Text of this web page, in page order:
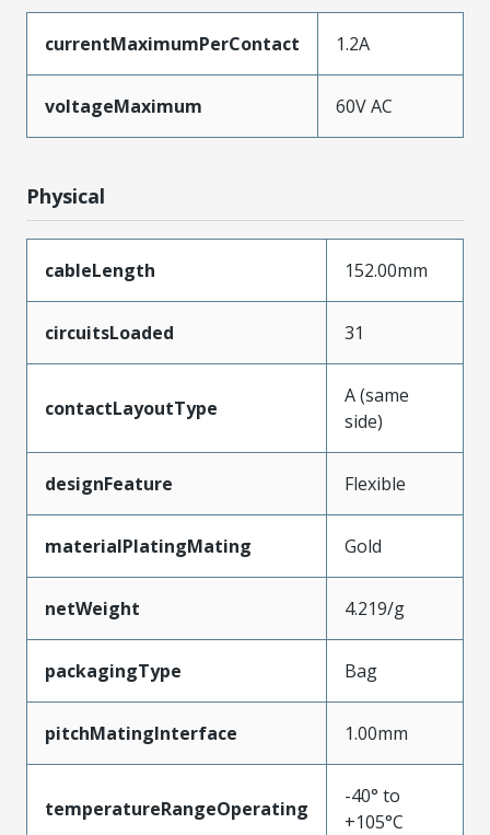
currentMaximumPerContact 1.2A
voltageMaximum 60V AC
Physical
cableLength 152.00mm
circuitsLoaded 31
contactLayoutType
A (same
side)
designFeature Flexible
materialPlatingMating Gold
netWeight 4.219/g
packagingType Bag
pitchMatingInterface 1.00mm
temperatureRangeOperating
-40° to
+105°C